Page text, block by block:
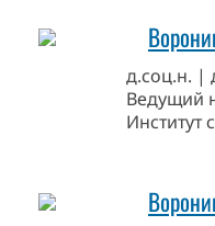
д.соц.н. |
Ведущий